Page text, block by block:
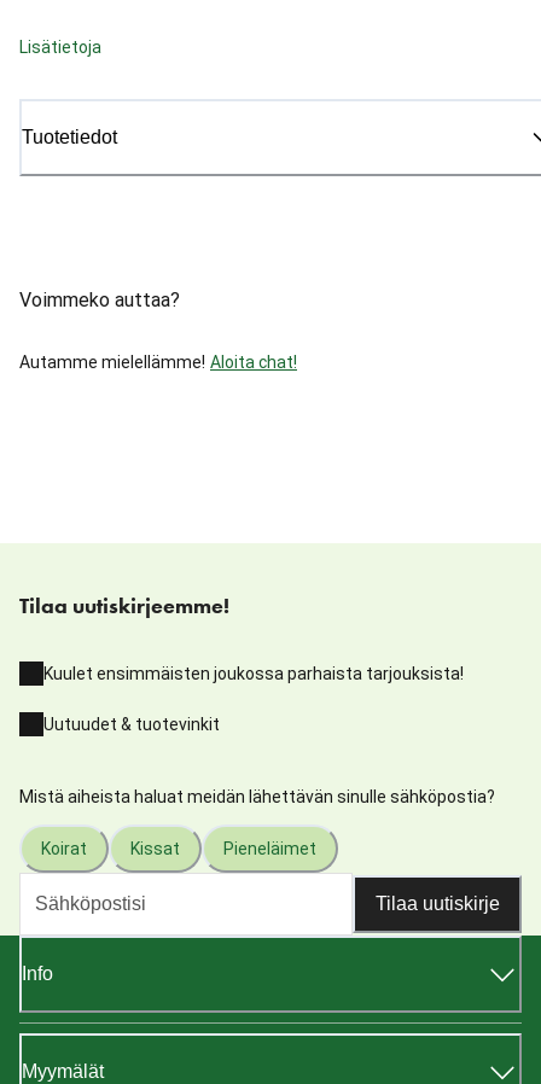
Lisätietoja
Tuotetiedot
Voimmeko auttaa?
Autamme mielellämme! Aloita chat!
Tilaa uutiskirjeemme!
Kuulet ensimmäisten joukossa parhaista tarjouksista!
Uutuudet & tuotevinkit
Mistä aiheista haluat meidän lähettävän sinulle sähköpostia?
Koirat Kissat Pieneläimet
Tilaa uutiskirje
Info
Myymälät